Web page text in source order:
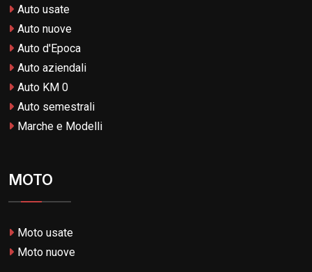
Auto usate
Auto nuove
Auto d'Epoca
Auto aziendali
Auto KM 0
Auto semestrali
Marche e Modelli
MOTO
Moto usate
Moto nuove